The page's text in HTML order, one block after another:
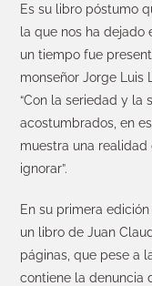
Es su libro póstumo
la que nos ha dejado
un tiempo fue
monseñor Jorge Luis
“Con la seriedad y la
acostumbrados, en
muestra una
ignorar”.
En su primera
un libro de Juan
páginas, que pese a
contiene la denuncia